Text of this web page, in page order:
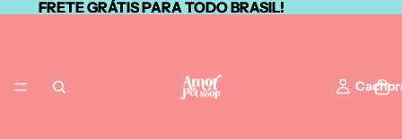
FRETE GRÁTIS PARA TODO BRASIL!
FRETE GRÁTIS PARA TODO BRASIL!